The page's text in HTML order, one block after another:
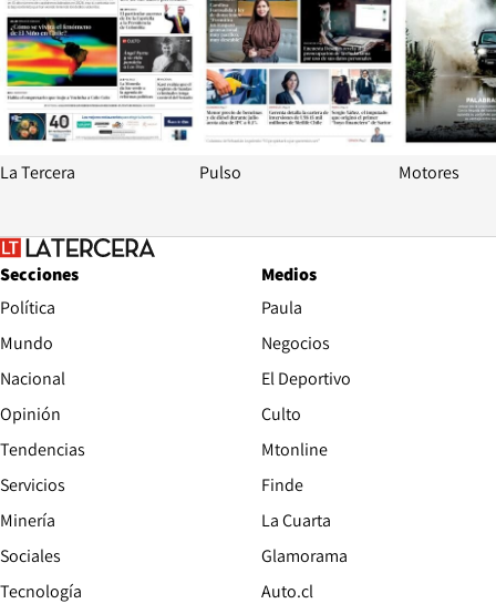
La Tercera Pulso Motores
Secciones
Política
Mundo
Nacional
Opinión
Tendencias
Servicios
Minería
Sociales
Tecnología
Medios
Paula
Negocios
El Deportivo
Culto
Mtonline
Finde
La Cuarta
Glamorama
Auto.cl